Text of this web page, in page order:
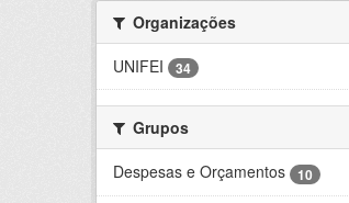
Organizações
UNIFEI
34
Grupos
Despesas e Orçamentos
10